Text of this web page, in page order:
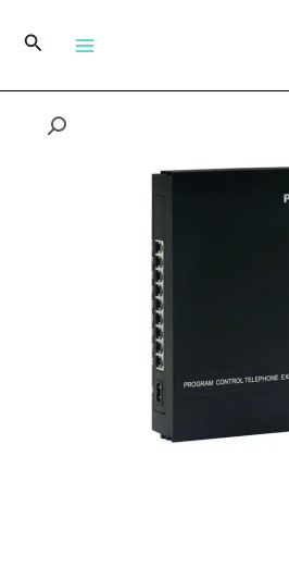
البحث